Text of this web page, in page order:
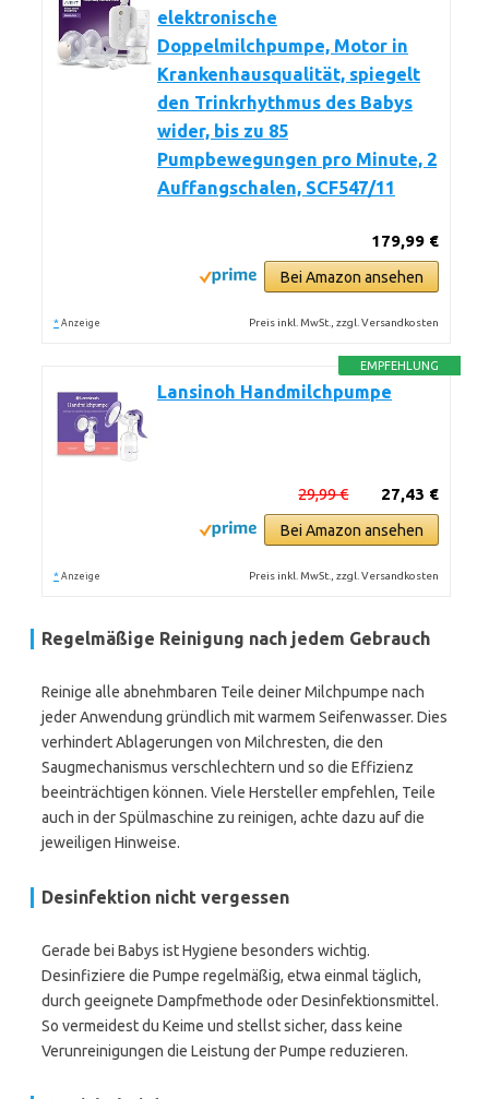
elektronische
Doppelmilchpumpe, Motor in
Krankenhausqualität, spiegelt
den Trinkrhythmus des Babys
wider, bis zu 85
Pumpbewegungen pro Minute, 2
Auffangschalen, SCF547/11
179,99 €
Bei Amazon ansehen
* Anzeige Preis inkl. MwSt., zzgl. Versandkosten
EMPFEHLUNG
Lansinoh Handmilchpumpe
27,43 €
29,99 €
Bei Amazon ansehen
* Anzeige Preis inkl. MwSt., zzgl. Versandkosten
Regelmäßige Reinigung nach jedem Gebrauch
Reinige alle abnehmbaren Teile deiner Milchpumpe nach
jeder Anwendung gründlich mit warmem Seifenwasser. Dies
verhindert Ablagerungen von Milchresten, die den
Saugmechanismus verschlechtern und so die Effizienz
beeinträchtigen können. Viele Hersteller empfehlen, Teile
auch in der Spülmaschine zu reinigen, achte dazu auf die
jeweiligen Hinweise.
Desinfektion nicht vergessen
Gerade bei Babys ist Hygiene besonders wichtig.
Desinfiziere die Pumpe regelmäßig, etwa einmal täglich,
durch geeignete Dampfmethode oder Desinfektionsmittel.
So vermeidest du Keime und stellst sicher, dass keine
Verunreinigungen die Leistung der Pumpe reduzieren.